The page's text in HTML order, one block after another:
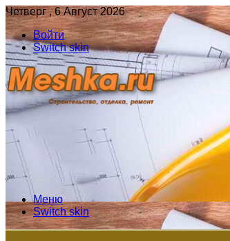
Четверг , 6 Август 2026
Войти
Switch skin
Меню
Switch skin